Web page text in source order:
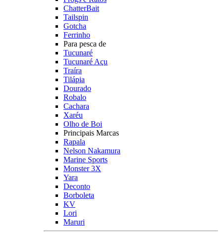
ChatterBait
Tailspin
Gotcha
Ferrinho
Para pesca de
Tucunaré
Tucunaré Açu
Traíra
Tilápia
Dourado
Robalo
Cachara
Xaréu
Olho de Boi
Principais Marcas
Rapala
Nelson Nakamura
Marine Sports
Monster 3X
Yara
Deconto
Borboleta
KV
Lori
Maruri